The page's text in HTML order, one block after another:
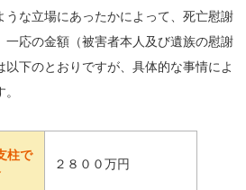
うな立場にあったかによって、死亡慰謝
応の金額（被害者本人及び遺族の慰謝
下のとおりですが、具体的な事情によ
柱で
２８００万円